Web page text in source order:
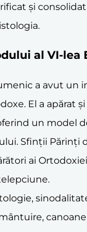
și
al VI-lea
a avut un
El a apărat
un model
Sfinții Părinți
ai
canoane